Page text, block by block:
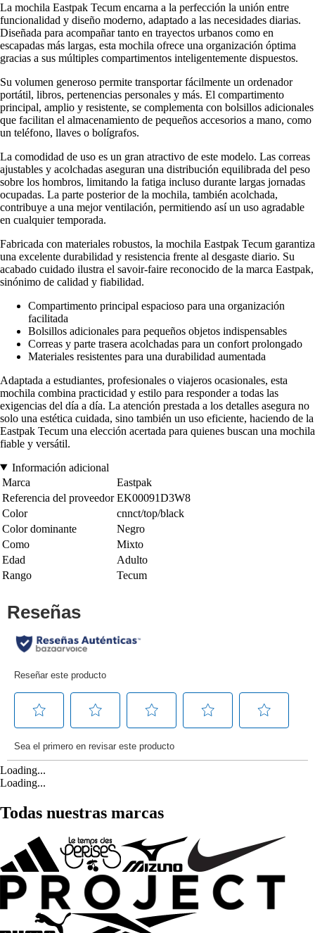
La mochila Eastpak Tecum encarna a la perfección la unión entre
funcionalidad y diseño moderno, adaptado a las necesidades diarias.
Diseñada para acompañar tanto en trayectos urbanos como en
escapadas más largas, esta mochila ofrece una organización óptima
gracias a sus múltiples compartimentos inteligentemente dispuestos.
Su volumen generoso permite transportar fácilmente un ordenador
portátil, libros, pertenencias personales y más. El compartimento
principal, amplio y resistente, se complementa con bolsillos adicionales
que facilitan el almacenamiento de pequeños accesorios a mano, como
un teléfono, llaves o bolígrafos.
La comodidad de uso es un gran atractivo de este modelo. Las correas
ajustables y acolchadas aseguran una distribución equilibrada del peso
sobre los hombros, limitando la fatiga incluso durante largas jornadas
ocupadas. La parte posterior de la mochila, también acolchada,
contribuye a una mejor ventilación, permitiendo así un uso agradable
en cualquier temporada.
Fabricada con materiales robustos, la mochila Eastpak Tecum garantiza
una excelente durabilidad y resistencia frente al desgaste diario. Su
acabado cuidado ilustra el savoir-faire reconocido de la marca Eastpak,
sinónimo de calidad y fiabilidad.
Compartimento principal espacioso para una organización
facilitada
Bolsillos adicionales para pequeños objetos indispensables
Correas y parte trasera acolchadas para un confort prolongado
Materiales resistentes para una durabilidad aumentada
Adaptada a estudiantes, profesionales o viajeros ocasionales, esta
mochila combina practicidad y estilo para responder a todas las
exigencias del día a día. La atención prestada a los detalles asegura no
solo una estética cuidada, sino también un uso eficiente, haciendo de la
Eastpak Tecum una elección acertada para quienes buscan una mochila
fiable y versátil.
Información adicional
Marca
Eastpak
Referencia del proveedor EK00091D3W8
Color
cnnct/top/black
Color dominante
Negro
Como
Mixto
Edad
Adulto
Rango
Tecum
Loading...
Loading...
Todas nuestras marcas